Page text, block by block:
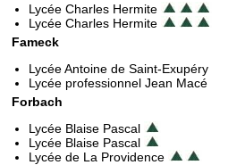
Lycée Charles Hermite
Lycée Charles Hermite
Fameck
Lycée Antoine de Saint-Exupéry
Lycée professionnel Jean Macé
Forbach
Lycée Blaise Pascal
Lycée Blaise Pascal
Lycée de La Providence